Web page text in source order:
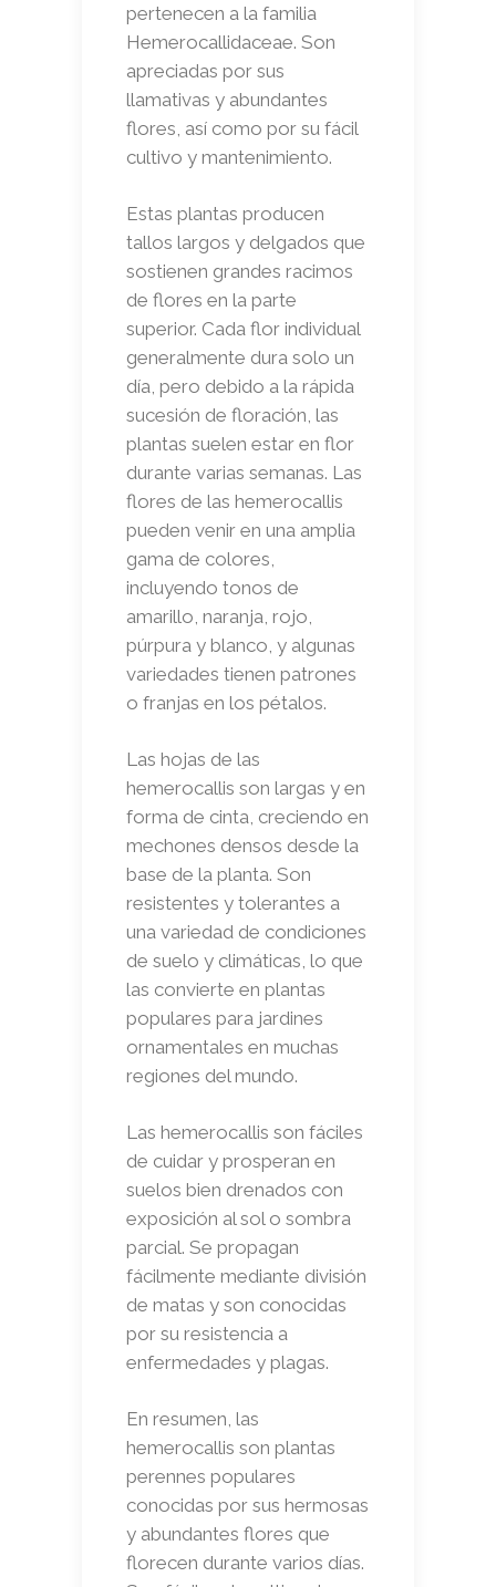
pertenecen a la familia
Hemerocallidaceae. Son
apreciadas por sus
llamativas y abundantes
flores, así como por su fácil
cultivo y mantenimiento.
Estas plantas producen
tallos largos y delgados que
sostienen grandes racimos
de flores en la parte
superior. Cada flor individual
generalmente dura solo un
día, pero debido a la rápida
sucesión de floración, las
plantas suelen estar en flor
durante varias semanas. Las
flores de las hemerocallis
pueden venir en una amplia
gama de colores,
incluyendo tonos de
amarillo, naranja, rojo,
púrpura y blanco, y algunas
variedades tienen patrones
o franjas en los pétalos.
Las hojas de las
hemerocallis son largas y en
forma de cinta, creciendo en
mechones densos desde la
base de la planta. Son
resistentes y tolerantes a
una variedad de condiciones
de suelo y climáticas, lo que
las convierte en plantas
populares para jardines
ornamentales en muchas
regiones del mundo.
Las hemerocallis son fáciles
de cuidar y prosperan en
suelos bien drenados con
exposición al sol o sombra
parcial. Se propagan
fácilmente mediante división
de matas y son conocidas
por su resistencia a
enfermedades y plagas.
En resumen, las
hemerocallis son plantas
perennes populares
conocidas por sus hermosas
y abundantes flores que
florecen durante varios días.